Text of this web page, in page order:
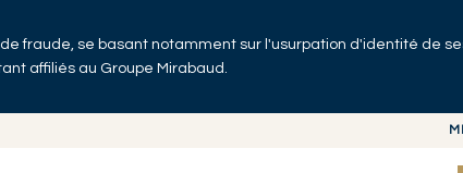
fraude, se basant notamment sur l'usurpation d'identité de
affiliés au Groupe Mirabaud.